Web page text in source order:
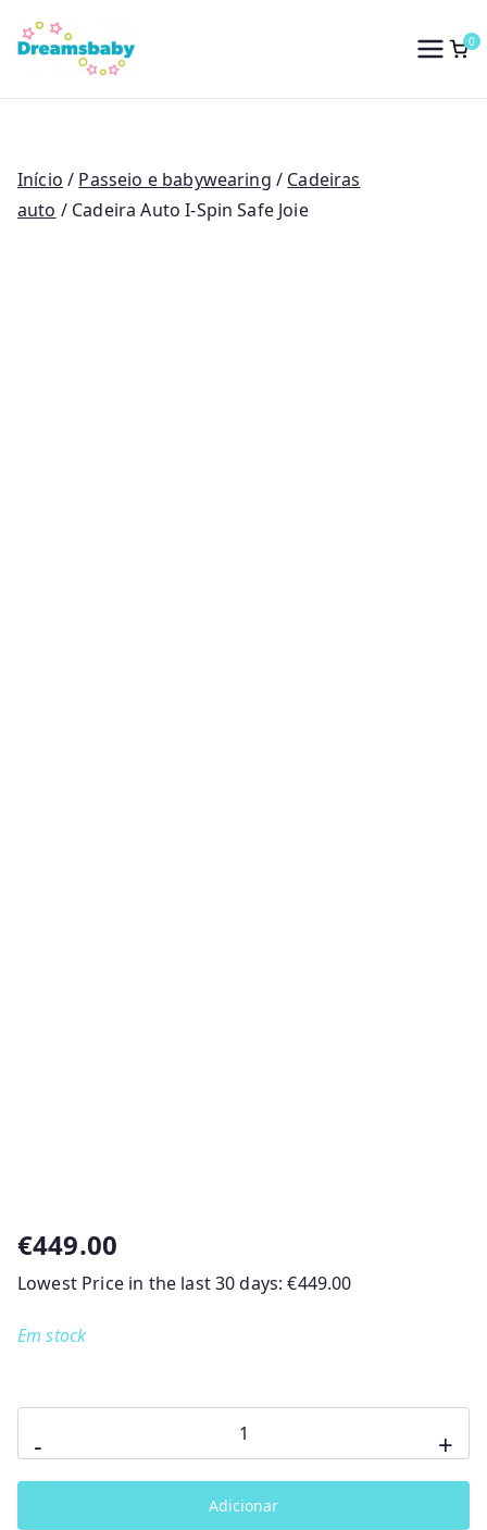
para
conteúdo
Dreams Baby
0
Início / Passeio e babywearing / Cadeiras
auto / Cadeira Auto I-Spin Safe Joie
€449.00
Lowest Price in the last 30 days:€449.00
Em stock
-
de
Cadeira
+
Adicionar